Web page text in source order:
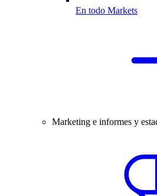
En todo Markets
Marketing e informes y